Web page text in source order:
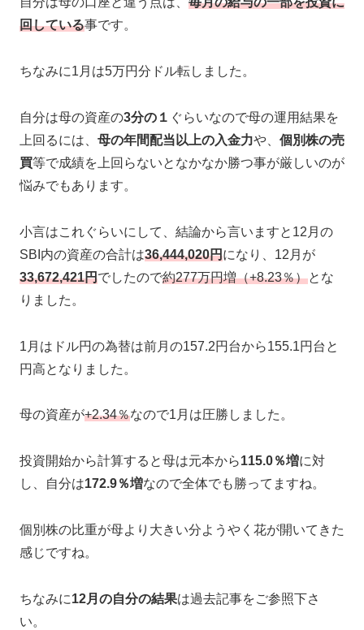
回している事です。
ちなみに1月は5万円分ドル転しました。
自分は母の資産の3分の１ ぐらいなので母の運用結果を
上回るには、 母の年間配当以上の入金力や、 個別株の売
買等で成績を上回らないとなかなか勝つ事が厳しいのが
悩みでもあります。
小言はこれぐらいにして、結論から言いますと12月の
SBI内の資産の合計は36,444,020円になり、12月が
33,672,421円でしたので約277万円増（+8.23％）とな
りました。
1月はドル円の為替は前月の157.2円台から155.1円台と
円高となりました。
母の資産が+2.34％なので1月は圧勝しました。
投資開始から計算すると母は元本から115.0％増に対
し、自分は172.9％増なので全体でも勝ってますね。
個別株の比重が母より大きい分ようやく花が開いてきた
感じですね。
ちなみに12月の自分の結果は過去記事をご参照下さ
い。